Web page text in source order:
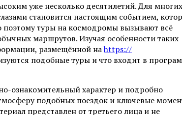
уже несколько десятилетий. Для многих
становится настоящим событием,
туры на космодромы вызывают всё
маршрутов. Изучая особенности таких
размещённой наhttps://
подобные туры и что входит в
ознакомительный характер и подробно
подобных поездок и ключевые
представлен от третьего лица и не